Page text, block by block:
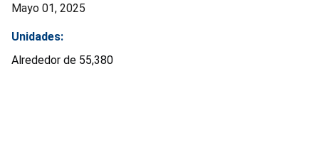
Mayo 01, 2025
Unidades:
Alrededor de 55,380